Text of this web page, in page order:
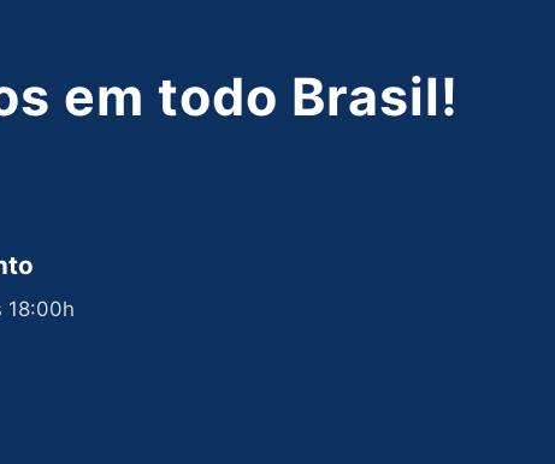
em todo Brasil!
18:00h